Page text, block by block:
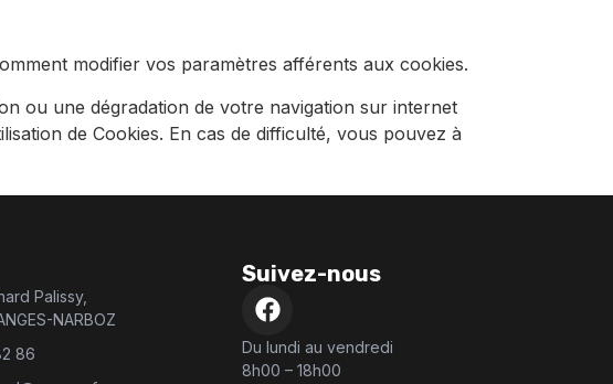
modifier vos paramètres afférents aux cookies.
ou une dégradation de votre navigation sur internet
de Cookies. En cas de difficulté, vous pouvez à
Palissy,
NARBOZ
86
Suivez-nous
Du lundi au vendredi
8h00 – 18h00